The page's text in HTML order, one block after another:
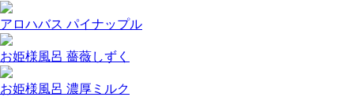
アロハバス パイナップル
お姫様風呂 薔薇しずく
お姫様風呂 濃厚ミルク